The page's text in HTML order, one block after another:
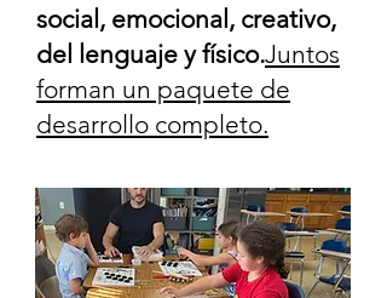
social, emocional, creativo,
del lenguaje y físico.Juntos
forman un paquete de
desarrollo completo.